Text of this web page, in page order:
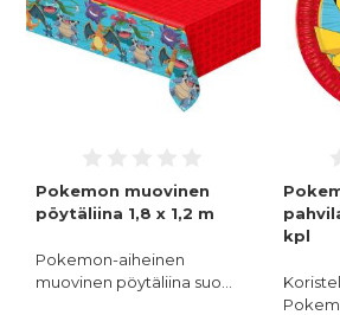
Pokemon muovinen
pöytäliina 1,8 x 1,2 m
Pokemon-aiheinen
muovinen pöytäliina suo…
kpl